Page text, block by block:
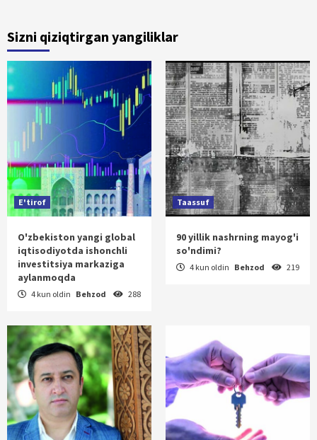
Sizni qiziqtirgan yangiliklar
E'tirof
O'zbekiston yangi global
iqtisodiyotda ishonchli
investitsiya markaziga
aylanmoqda
4 kun oldin Behzod 288
Taassuf
90 yillik nashrning mayog'i
so'ndimi?
4 kun oldin Behzod 219